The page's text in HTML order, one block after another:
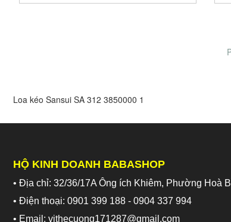
Loa kéo Sansui SA 312 3850000 1
HỘ KINH DOANH BABASHOP
• Địa chỉ: 32/36/17A Ông ích Khiêm, Phường Hoà
• Điện thoại: 0901 399 188 - 0904 337 994
• Email: vithecuong171287@gmail.com